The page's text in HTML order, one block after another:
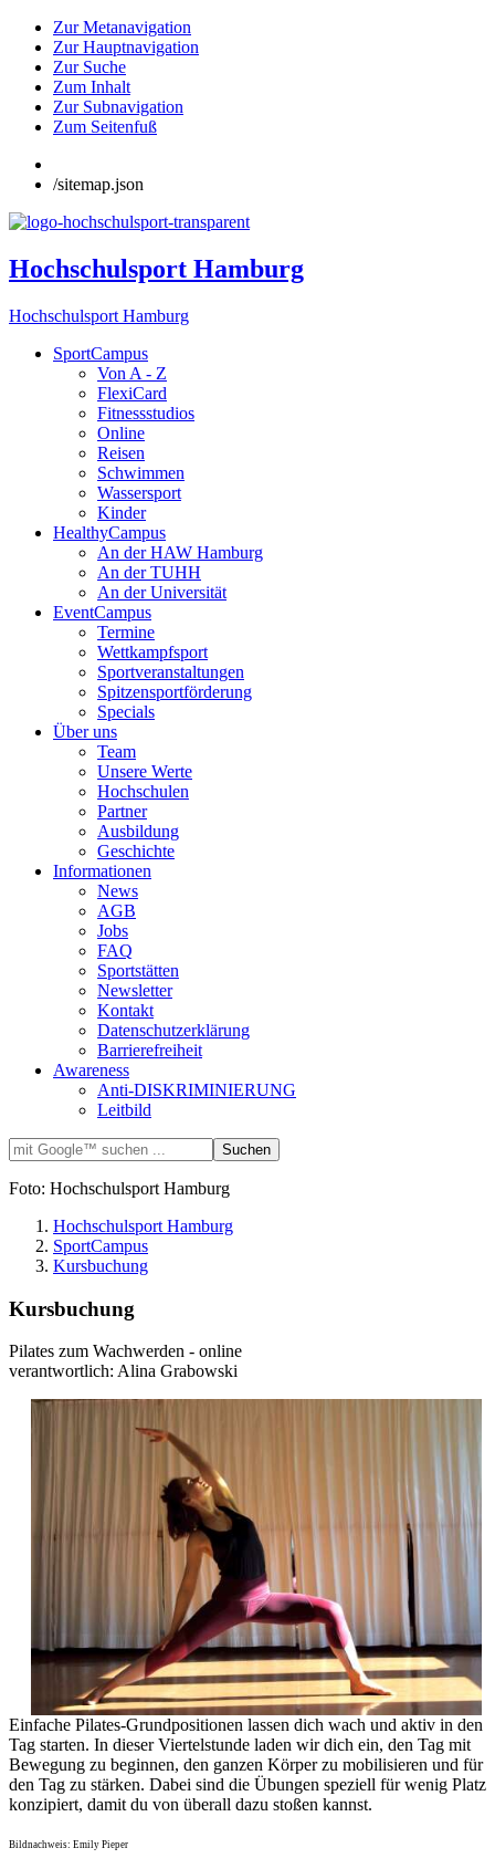
Zur Metanavigation
Zur Hauptnavigation
Zur Suche
Zum Inhalt
Zur Subnavigation
Zum Seitenfuß
/sitemap.json
Hochschulsport Hamburg
Hochschulsport Hamburg
SportCampus
Von A - Z
FlexiCard
Fitnessstudios
Online
Reisen
Schwimmen
Wassersport
Kinder
HealthyCampus
An der HAW Hamburg
An der TUHH
An der Universität
EventCampus
Termine
Wettkampfsport
Sportveranstaltungen
Spitzensportförderung
Specials
Über uns
Team
Unsere Werte
Hochschulen
Partner
Ausbildung
Geschichte
Informationen
News
AGB
Jobs
FAQ
Sportstätten
Newsletter
Kontakt
Datenschutzerklärung
Barrierefreiheit
Awareness
Anti-DISKRIMINIERUNG
Leitbild
Foto: Hochschulsport Hamburg
Hochschulsport Hamburg
SportCampus
Kursbuchung
Kursbuchung
Pilates zum Wachwerden - online
verantwortlich: Alina Grabowski
Einfache Pilates-Grundpositionen lassen dich wach und aktiv in den
Tag starten. In dieser Viertelstunde laden wir dich ein, den Tag mit
Bewegung zu beginnen, den ganzen Körper zu mobilisieren und für
den Tag zu stärken. Dabei sind die Übungen speziell für wenig Platz
konzipiert, damit du von überall dazu stoßen kannst.
Bildnachweis: Emily Pieper